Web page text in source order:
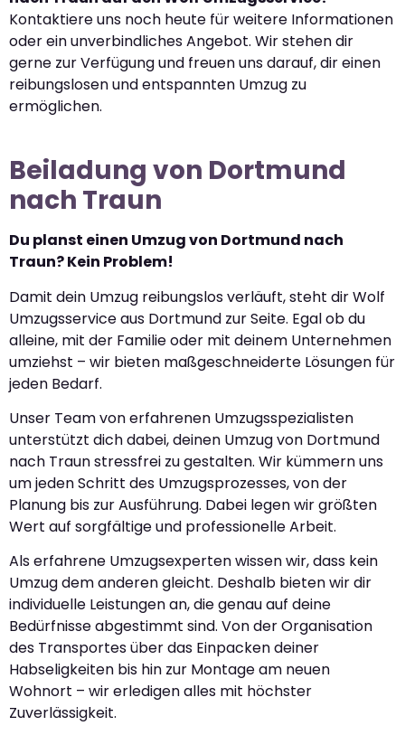
Kontaktiere uns noch heute für weitere Informationen
oder ein unverbindliches Angebot. Wir stehen dir
gerne zur Verfügung und freuen uns darauf, dir einen
reibungslosen und entspannten Umzug zu
ermöglichen.
Beiladung von Dortmund
nach Traun
Du planst einen Umzug von Dortmund nach
Traun? Kein Problem!
Damit dein Umzug reibungslos verläuft, steht dir Wolf
Umzugsservice aus Dortmund zur Seite. Egal ob du
alleine, mit der Familie oder mit deinem Unternehmen
umziehst – wir bieten maßgeschneiderte Lösungen für
jeden Bedarf.
Unser Team von erfahrenen Umzugsspezialisten
unterstützt dich dabei, deinen Umzug von Dortmund
nach Traun stressfrei zu gestalten. Wir kümmern uns
um jeden Schritt des Umzugsprozesses, von der
Planung bis zur Ausführung. Dabei legen wir größten
Wert auf sorgfältige und professionelle Arbeit.
Als erfahrene Umzugsexperten wissen wir, dass kein
Umzug dem anderen gleicht. Deshalb bieten wir dir
individuelle Leistungen an, die genau auf deine
Bedürfnisse abgestimmt sind. Von der Organisation
des Transportes über das Einpacken deiner
Habseligkeiten bis hin zur Montage am neuen
Wohnort – wir erledigen alles mit höchster
Zuverlässigkeit.